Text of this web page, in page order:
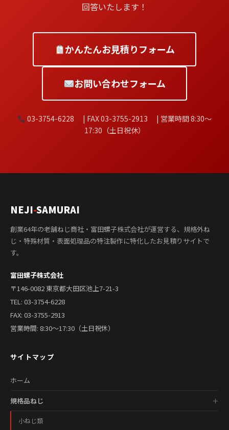
回答いたします！
かんたんお見積りフォーム
お問い合わせフォーム
03-3754-6228 | FAX 03-3755-2913 | 営業時間 8:30〜
17:30（土日祝休）
NEJI-SAMURAI
創業64年の老舗ねじ商社・富田螺子株式会社が運営する、規格外ね
じ・特殊材質・表面処理品の特注製作に特化したお見積りサイトで
す。
富田螺子株式会社
〒146-0082 東京都大田区池上7-21-3
TEL: 03-3754-6228
FAX: 03-3755-2913
営業時間: 8:30〜17:30（土日祝休）
サイトマップ
ホーム
規格品ねじ
小ねじ類